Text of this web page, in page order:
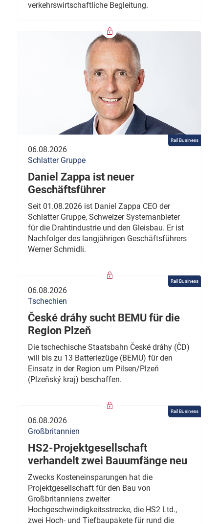
verkehrswirtschaftliche Begleitung.
Rail Business
06.08.2026
Schlatter Gruppe
Daniel Zappa ist neuer
Geschäftsführer
Seit 01.08.2026 ist Daniel Zappa CEO der
Schlatter Gruppe, Schweizer Systemanbieter
für die Drahtindustrie und den Gleisbau. Er ist
Nachfolger des langjährigen Geschäftsführers
Werner Schmidli.
Rail Business
06.08.2026
Tschechien
České dráhy sucht BEMU für die
Region Plzeň
Die tschechische Staatsbahn České dráhy (ČD)
will bis zu 13 Batteriezüge (BEMU) für den
Einsatz in der Region um Pilsen/Plzeň
(Plzeňský kraj) beschaffen.
Rail Business
06.08.2026
Großbritannien
HS2-Projektgesellschaft
verhandelt zwei Bauumfänge neu
Zwecks Kosteneinsparungen hat die
Projektgesellschaft für den Bau von
Großbritanniens zweiter
Hochgeschwindigkeitsstrecke, die HS2 Ltd.,
zwei Hoch- und Tiefbaupakete für rund die